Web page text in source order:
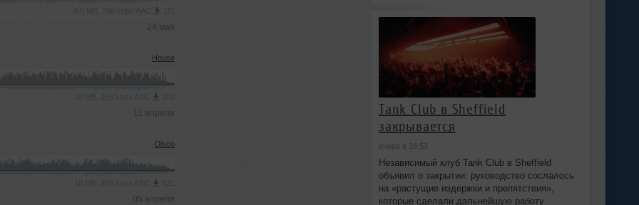
24 мая
House
11 апреля
Disco
05 апреля
Tank Club в Sheffield
закрывается
вчера в 16:53
Независимый клуб Tank Club в Sheffield
объявил о закрытии: руководство сослалось
на «растущие издержки и препятствия»,
которые сделали дальнейшую работу